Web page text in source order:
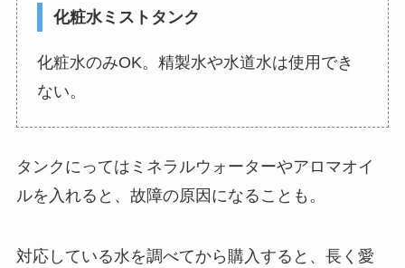
化粧水ミストタンク
化粧水のみOK。精製水や水道水は使用でき
ない。
タンクにってはミネラルウォーターやアロマオイ
ルを入れると、故障の原因になることも。
対応している水を調べてから購入すると、長く愛